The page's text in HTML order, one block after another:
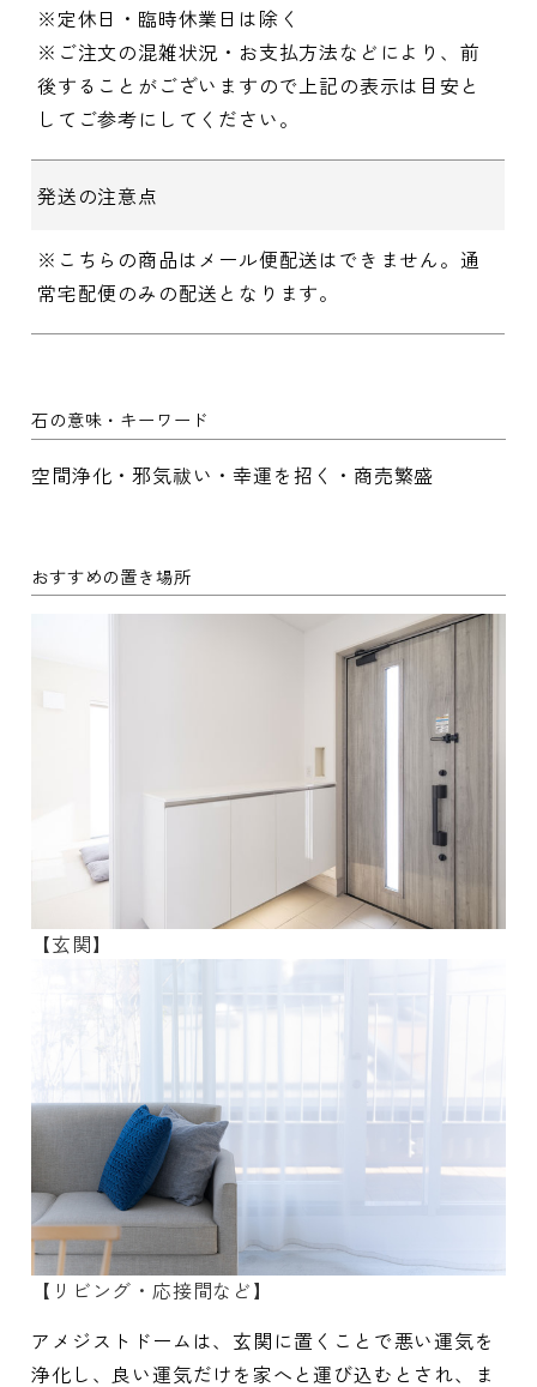
※定休日・臨時休業日は除く
※ご注文の混雑状況・お支払方法などにより、前
後することがございますので上記の表示は目安と
してご参考にしてください。
発送の注意点
※こちらの商品はメール便配送はできません。通
常宅配便のみの配送となります。
石の意味・キーワード
空間浄化・邪気祓い・幸運を招く・商売繁盛
おすすめの置き場所
【玄関】
【リビング・応接間など】
アメジストドームは、玄関に置くことで悪い運気を
浄化し、良い運気だけを家へと運び込むとされ、ま